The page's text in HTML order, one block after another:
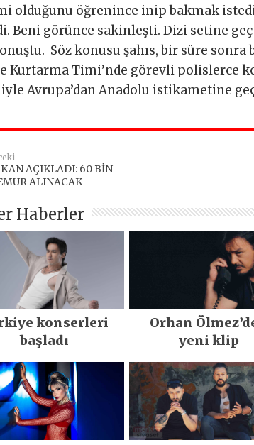
olduğunu öğrenince inip bakmak
Beni görünce sakinleşti. Dizi setine
Söz konusu şahıs, bir süre sonra
Kurtarma Timi’nde görevli polislerce
Avrupa’dan Anadolu istikametine
AÇIKLADI: 60 BİN
ALINACAK
Haberler
konserleri
başladı
Orhan
yeni klip